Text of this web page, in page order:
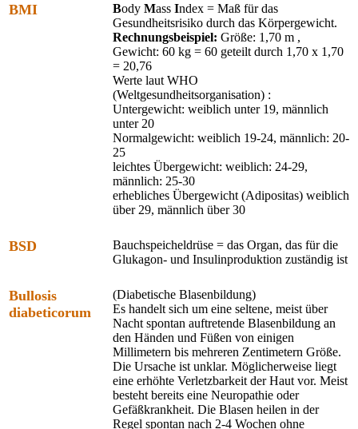
BMI Body Mass Index = Maß für das
Gesundheitsrisiko durch das Körpergewicht.
Rechnungsbeispiel: Größe: 1,70 m ,
Gewicht: 60 kg = 60 geteilt durch 1,70 x 1,70
= 20,76
Werte laut WHO
(Weltgesundheitsorganisation) :
Untergewicht: weiblich unter 19, männlich
unter 20
Normalgewicht: weiblich 19-24, männlich: 20-
25
leichtes Übergewicht: weiblich: 24-29,
männlich: 25-30
erhebliches Übergewicht (Adipositas) weiblich
über 29, männlich über 30
BSD
Bauchspeicheldrüse = das Organ, das für die
Glukagon- und Insulinproduktion zuständig ist
Bullosis
diabeticorum
(Diabetische Blasenbildung)
Es handelt sich um eine seltene, meist über
Nacht spontan auftretende Blasenbildung an
den Händen und Füßen von einigen
Millimetern bis mehreren Zentimetern Größe.
Die Ursache ist unklar. Möglicherweise liegt
eine erhöhte Verletzbarkeit der Haut vor. Meist
besteht bereits eine Neuropathie oder
Gefäßkrankheit. Die Blasen heilen in der
Regel spontan nach 2-4 Wochen ohne